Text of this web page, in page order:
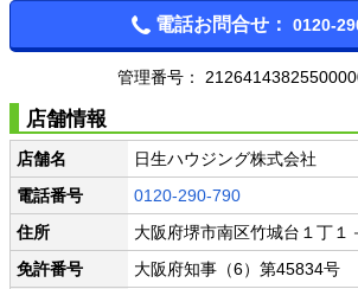
電話お問合せ： 0120-
管理番号：
店舗情報
店舗名
日生ハウジング株式会社
電話番号
0120-290-790
住所
大阪府堺市南区竹城台１丁１
免許番号
大阪府知事（6）第45834号